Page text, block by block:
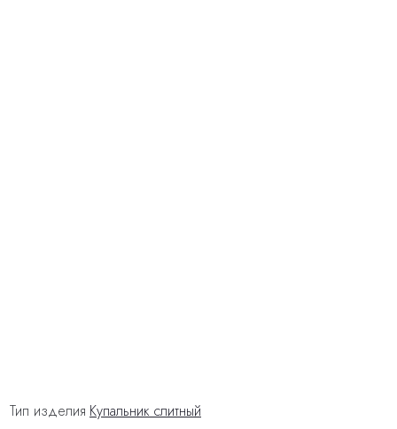
Тип изделия Купальник слитный